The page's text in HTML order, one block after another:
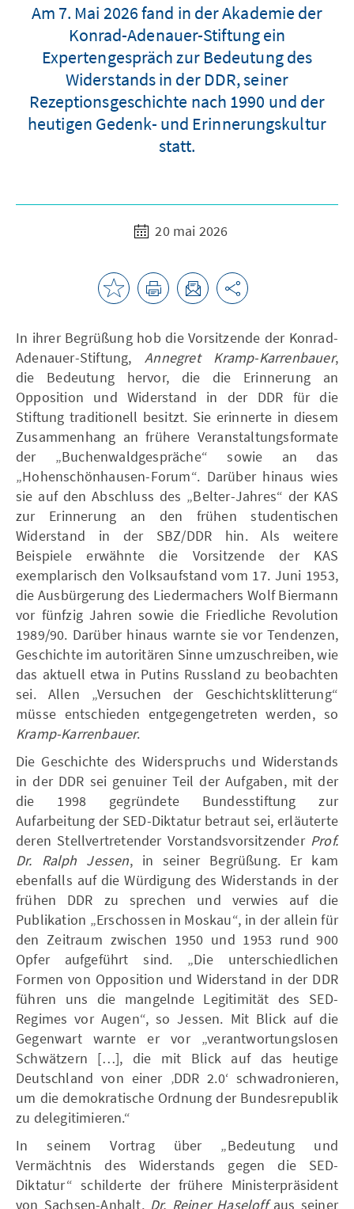
Am 7. Mai 2026 fand in der Akademie der
Konrad-Adenauer-Stiftung ein
Expertengespräch zur Bedeutung des
Widerstands in der DDR, seiner
Rezeptionsgeschichte nach 1990 und der
heutigen Gedenk- und Erinnerungskultur
statt.
20 mai 2026
In ihrer Begrüßung hob die Vorsitzende der Konrad-
Adenauer-Stiftung,Annegret Kramp-Karrenbauer,
die Bedeutung hervor, die die Erinnerung an
Opposition und Widerstand in der DDR für die
Stiftung traditionell besitzt. Sie erinnerte in diesem
Zusammenhang an frühere Veranstaltungsformate
der „Buchenwaldgespräche“ sowie an das
„Hohenschönhausen-Forum“. Darüber hinaus wies
sie auf den Abschluss des „Belter-Jahres“ der KAS
zur Erinnerung an den frühen studentischen
Widerstand in der SBZ/DDR hin. Als weitere
Beispiele erwähnte die Vorsitzende der KAS
exemplarisch den Volksaufstand vom 17. Juni 1953,
die Ausbürgerung des Liedermachers Wolf Biermann
vor fünfzig Jahren sowie die Friedliche Revolution
1989/90. Darüber hinaus warnte sie vor Tendenzen,
Geschichte im autoritären Sinne umzuschreiben, wie
das aktuell etwa in Putins Russland zu beobachten
sei. Allen „Versuchen der Geschichtsklitterung“
müsse entschieden entgegengetreten werden, so
Kramp-Karrenbauer.
Die Geschichte des Widerspruchs und Widerstands
in der DDR sei genuiner Teil der Aufgaben, mit der
die 1998 gegründete Bundesstiftung zur
Aufarbeitung der SED-Diktatur betraut sei, erläuterte
deren Stellvertretender Vorstandsvorsitzender Prof.
Dr. Ralph Jessen, in seiner Begrüßung. Er kam
ebenfalls auf die Würdigung des Widerstands in der
frühen DDR zu sprechen und verwies auf die
Publikation „Erschossen in Moskau“, in der allein für
den Zeitraum zwischen 1950 und 1953 rund 900
Opfer aufgeführt sind. „Die unterschiedlichen
Formen von Opposition und Widerstand in der DDR
führen uns die mangelnde Legitimität des SED-
Regimes vor Augen“, so Jessen. Mit Blick auf die
Gegenwart warnte er vor „verantwortungslosen
Schwätzern […], die mit Blick auf das heutige
Deutschland von einer ‚DDR 2.0‘ schwadronieren,
um die demokratische Ordnung der Bundesrepublik
zu delegitimieren.“
In seinem Vortrag über „Bedeutung und
Vermächtnis des Widerstands gegen die SED-
Diktatur“ schilderte der frühere Ministerpräsident
von Sachsen-Anhalt, Dr. Reiner Haseloffaus seiner